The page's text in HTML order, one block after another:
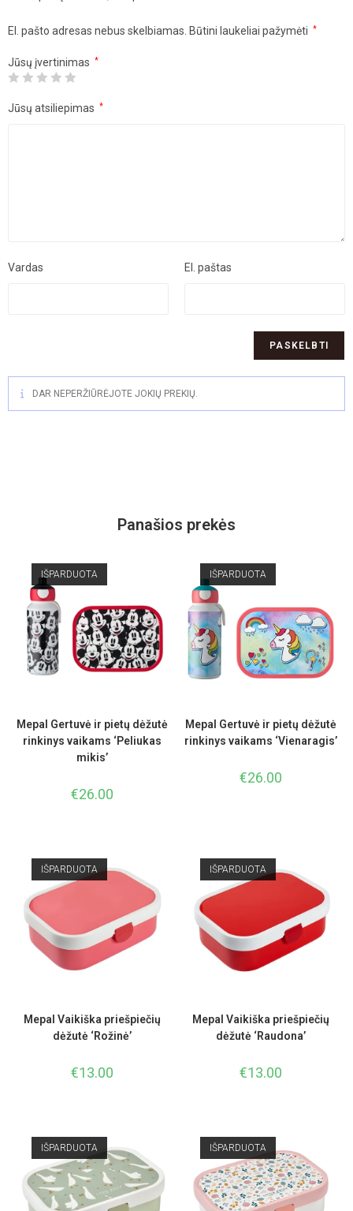
El. pašto adresas nebus skelbiamas. Būtini laukeliai pažymėti *
Jūsų įvertinimas *
Jūsų atsiliepimas *
Vardas El. paštas
DAR NEPERŽIŪRĖJOTE JOKIŲ PREKIŲ.
Panašios prekės
IŠPARDUOTA
Mepal Gertuvė ir pietų dėžutė
rinkinys vaikams ‘Peliukas
mikis’
€26.00
IŠPARDUOTA
Mepal Gertuvė ir pietų dėžutė
rinkinys vaikams ‘Vienaragis’
€26.00
IŠPARDUOTA
Mepal Vaikiška priešpiečių
dėžutė ‘Rožinė’
€13.00
IŠPARDUOTA
Mepal Vaikiška priešpiečių
dėžutė ‘Raudona’
€13.00
IŠPARDUOTA IŠPARDUOTA